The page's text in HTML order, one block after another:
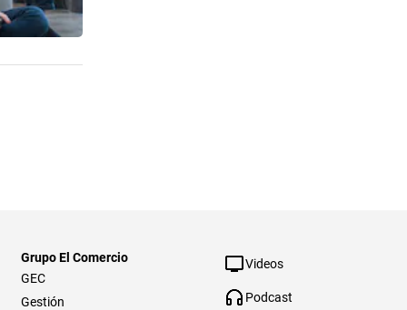
Grupo El Comercio
GEC
Gestión
Videos
Podcast